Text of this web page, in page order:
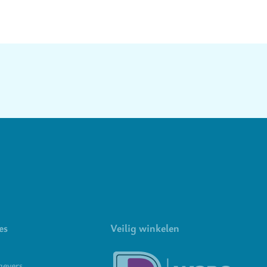
Veilig winkelen